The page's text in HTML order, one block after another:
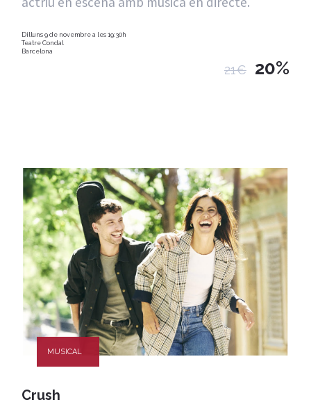
Dilluns 9 de novembre a les 19:30h
Teatre Condal
Barcelona
21€ 20%
MUSICAL
Crush